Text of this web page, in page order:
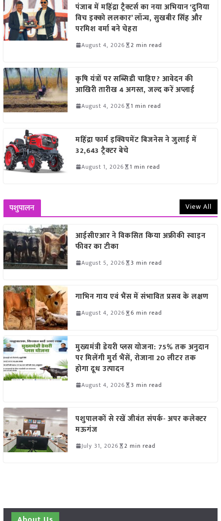
पंजाब में महिंद्रा ट्रैक्टर्स का नया अभियान ‘दुनिया
विच इक्को ललकार’ लॉन्च, सुखबीर सिंह और
परमिश वर्मा बने चेहरा
August 4, 2026 2 min read
कृषि यंत्रों पर सब्सिडी चाहिए? आवेदन की
आखिरी तारीख 4 अगस्त, जल्द करें अप्लाई
August 4, 2026 1 min read
महिंद्रा फार्म इक्विपमेंट बिजनेस ने जुलाई में
32,643 ट्रैक्टर बेचे
August 1, 2026 1 min read
पशुपालन View All
आईसीएआर ने विकसित किया अफ्रीकी स्वाइन
फीवर का टीका
August 5, 2026 3 min read
गाभिन गाय एवं भैंस में संभावित प्रसव के लक्षण
August 4, 2026 6 min read
मुख्यमंत्री डेयरी प्लस योजना: 75% तक अनुदान
पर मिलेंगी मुर्रा भैंसें, रोजाना 20 लीटर तक
होगा दूध उत्पादन
August 4, 2026 3 min read
पशुपालकों से रखें जीवंत संपर्क- अपर कलेक्टर
मऊगंज
July 31, 2026 2 min read